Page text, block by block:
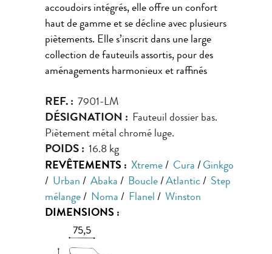
accoudoirs intégrés, elle offre un confort
haut de gamme et se décline avec plusieurs
piètements. Elle s’inscrit dans une large
collection de fauteuils assortis, pour des
aménagements harmonieux et raffinés
REF. : 7901-LM
DÉSIGNATION : Fauteuil dossier bas.
Piètement métal chromé luge.
POIDS : 16.8 kg
REVÊTEMENTS : Xtreme / Cura / Ginkgo
/ Urban / Abaka / Boucle / Atlantic / Step
mélange / Noma / Flanel / Winston
DIMENSIONS :